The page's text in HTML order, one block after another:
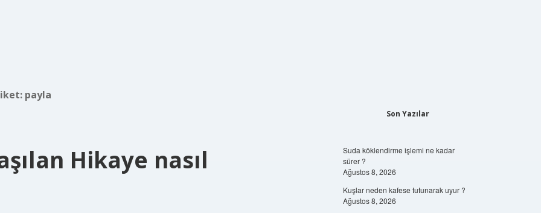
payla
Hikaye nasıl
Son Yazılar
Suda köklendirme işlemi ne kadar
sürer ?
Ağustos 8, 2026
Kuşlar neden kafese tutunarak uyur ?
Ağustos 8, 2026